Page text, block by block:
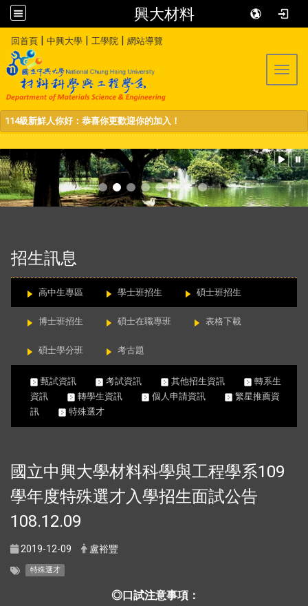
興大材料
回首頁 | 中興大學 | 工學院 | 網站導覽
114級新鮮人你好：恭喜你更歡迎你的加入！
招生訊息
高中生專區 學士班招生 碩士班招生
博士班招生 碩士在職專班 表格下載
碩士學分班 考古題
甄試資訊 考試資訊 其他招生資訊
轉系生
資訊
轉學生資訊 個人申請資訊
繁星推薦資
訊
特殊選才
國立中興大學材料科學與工程學系109
學年度特殊選才入學招生面試公告
108.12.09
2019-12-09 盧裕豐
特殊選才
◎口試注意事項：